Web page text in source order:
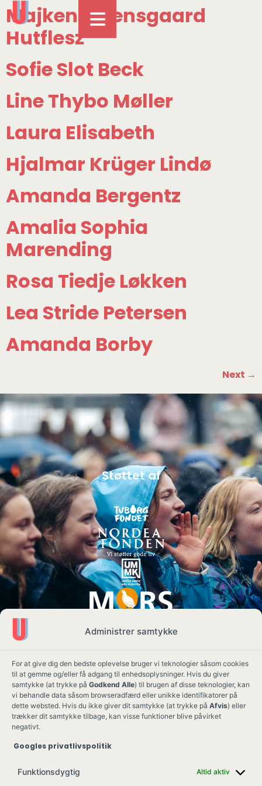
Administrer samtykke
For at give dig den bedste oplevelse bruger vi teknologier såsom cookies
til at gemme og/eller få adgang til enhedsoplysninger. Hvis du giver
samtykke (at trykke på Godkend Alle) til brugen af disse teknologier, kan
vi behandle data såsom browseradfærd eller unikke identifikatorer på
dette websted. Hvis du ikke giver dit samtykke (at trykke på Afvis) eller
trækker dit samtykke tilbage, kan visse funktioner blive påvirket
negativt.
Googles privatlivspolitik
Funktionsdygtig Altid aktiv
Majken Steensgaard
Hutflesz
Sofie Slot Beck
Line Thybo Møller
Laura Elisabeth
Hjalmar Krüger Lindø
Amanda Bergentz
Amalia Sophia
Marending
Rosa Tiedje Løkken
Lea Stride Petersen
Amanda Borby
Next →
Støttet af
Ung Kult
Skovgade 17,